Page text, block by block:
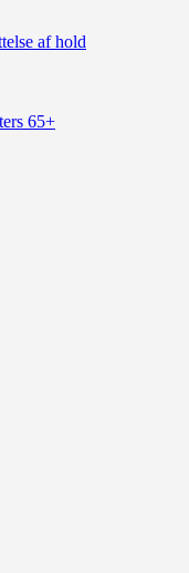
af hold
65+